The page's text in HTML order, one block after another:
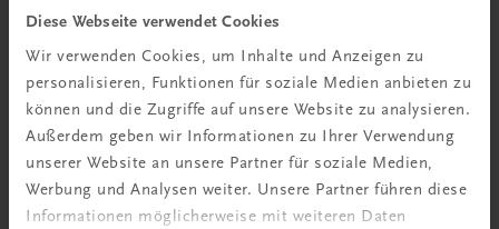
Diese Webseite verwendet Cookies
Wir verwenden Cookies, um Inhalte und Anzeigen zu
personalisieren, Funktionen für soziale Medien anbieten zu
können und die Zugriffe auf unsere Website zu analysieren.
Außerdem geben wir Informationen zu Ihrer Verwendung
unserer Website an unsere Partner für soziale Medien,
Werbung und Analysen weiter. Unsere Partner führen diese
Informationen möglicherweise mit weiteren Daten
Hygiene Basics
Hygiene leicht gemacht – sicher, sauber, professionell